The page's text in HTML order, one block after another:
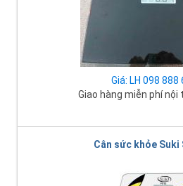
Giá: LH 098 888
Giao hàng miễn phí nội
Cân sức khỏe Suki